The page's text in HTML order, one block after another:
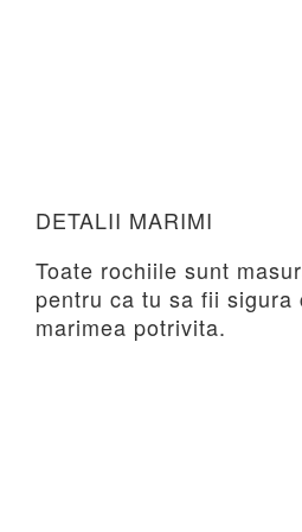
DETALII MARIMI
Toate rochiile sunt
pentru ca tu sa fii sigura
marimea potrivita.